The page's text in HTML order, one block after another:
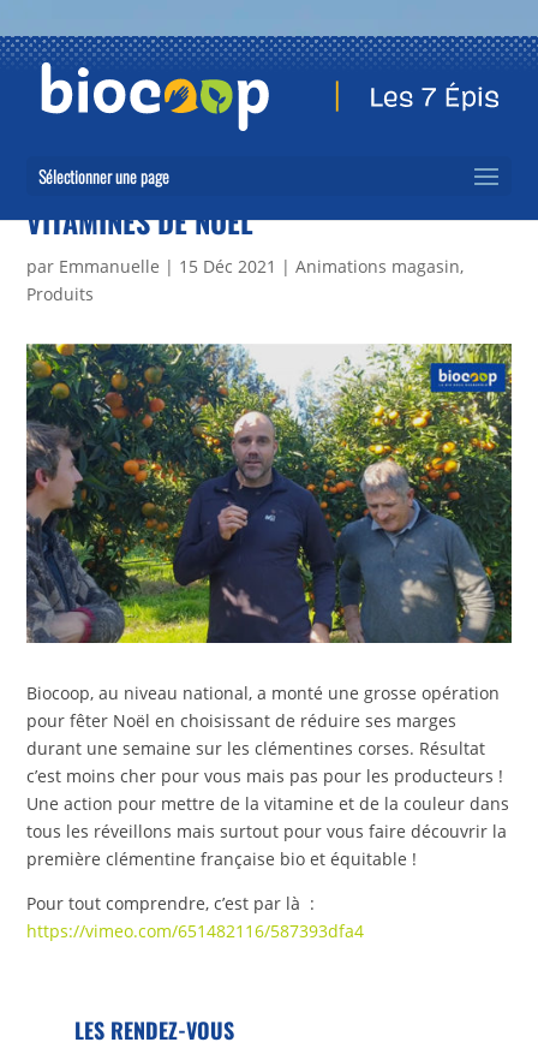
Sélectionner une page
VITAMINES DE NOËL
par Emmanuelle | 15 Déc 2021 |Animations magasin,
Produits
Biocoop, au niveau national, a monté une grosse opération
pour fêter Noël en choisissant de réduire ses marges
durant une semaine sur les clémentines corses. Résultat
c’est moins cher pour vous mais pas pour les producteurs !
Une action pour mettre de la vitamine et de la couleur dans
tous les réveillons mais surtout pour vous faire découvrir la
première clémentine française bio et équitable !
Pour tout comprendre, c’est par là :
https://vimeo.com/651482116/587393dfa4
LES RENDEZ-VOUS